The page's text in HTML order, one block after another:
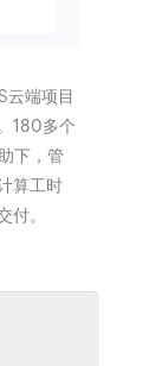
云端项目
180多个
下，管
算工时
付。